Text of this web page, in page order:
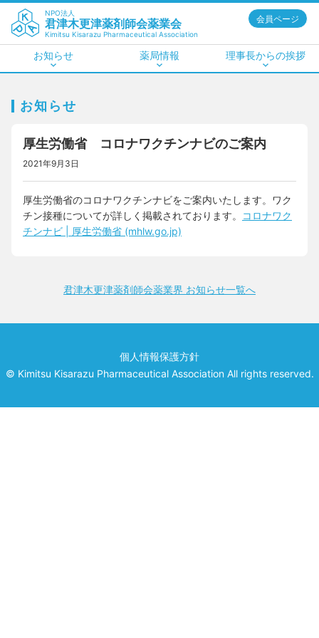
NPO法人
君津木更津薬剤師会薬業会
Kimitsu Kisarazu Pharmaceutical Association
お知らせ 薬局情報 理事長からの挨拶
会員ページ
お知らせ
厚生労働省 コロナワクチンナビのご案内
2021年9月3日
厚生労働省のコロナワクチンナビをご案内いたします。ワク
チン接種についてが詳しく掲載されております。
コロナワク
チンナビ | 厚生労働省 (mhlw.go.jp)
君津木更津薬剤師会薬業界 お知らせ一覧へ
個人情報保護方針
© Kimitsu Kisarazu Pharmaceutical Association All rights reserved.